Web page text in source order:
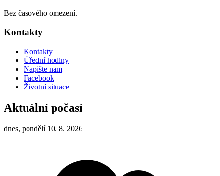
Bez časového omezení.
Kontakty
Kontakty
Úřední hodiny
Napište nám
Facebook
Životní situace
Aktuální počasí
dnes, pondělí 10. 8. 2026